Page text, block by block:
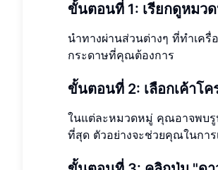
ขั้นตอนที่ 1: เรียกดูหมว
นำทางผ่านส่วนต่างๆ ที่ทำเครื่
กระดาษที่คุณต้องการ
ขั้นตอนที่ 2: เลือกเค้าโ
ในแต่ละหมวดหมู่ คุณอาจพบรู
ที่สุด ตัวอย่างจะช่วยคุณในการ